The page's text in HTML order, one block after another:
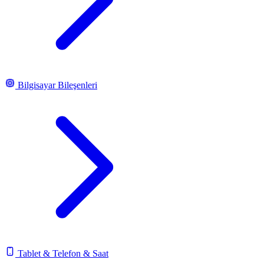
Bilgisayar Bileşenleri
Tablet & Telefon & Saat